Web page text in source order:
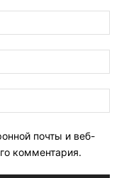
почты и веб-
комментария.